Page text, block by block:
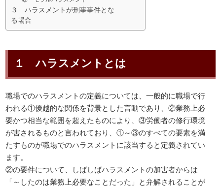
３ ハラスメントが刑事事件とな
る場合
１ ハラスメントとは
職場でのハラスメントの定義については、一般的に職場で行
われる①優越的な関係を背景とした言動であり、②業務上必
要かつ相当な範囲を超えたものにより、③労働者の修行環境
が害されるものと言われており、①～③のすべての要素を満
たすものが職場でのハラスメントに該当すると定義されてい
ます。
②の要件について、しばしばハラスメントの加害者からは
「～したのは業務上必要なことだった」と弁解されることが